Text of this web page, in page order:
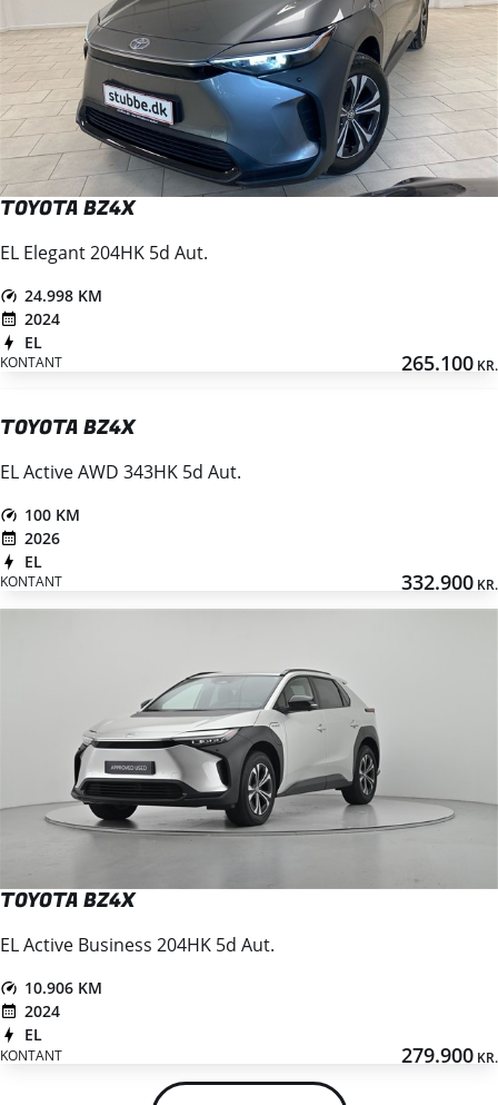
TOYOTA BZ4X
EL Elegant 204HK 5d Aut.
24.998 KM
2024
EL
KONTANT 265.100 KR.
TOYOTA BZ4X
EL Active AWD 343HK 5d Aut.
100 KM
2026
EL
KONTANT 332.900 KR.
TOYOTA BZ4X
EL Active Business 204HK 5d Aut.
10.906 KM
2024
EL
KONTANT 279.900 KR.